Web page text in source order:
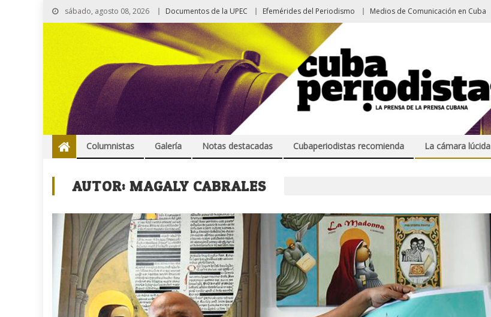
sábado, agosto 08, 2026 Documentos de la UPEC Efemérides del Periodismo Medios de Comunicación en Cuba
Columnistas Galería Notas destacadas Cubaperiodistas recomienda La cámara lúcida
AUTOR:MAGALY CABRALES